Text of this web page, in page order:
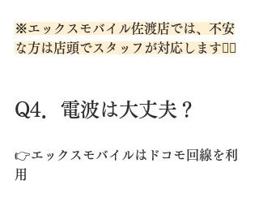
※エックスモバイル佐渡店では、不安
な方は店頭でスタッフが対応します💁‍♀️
Q4．電波は大丈夫？
👉エックスモバイルはドコモ回線を利
用